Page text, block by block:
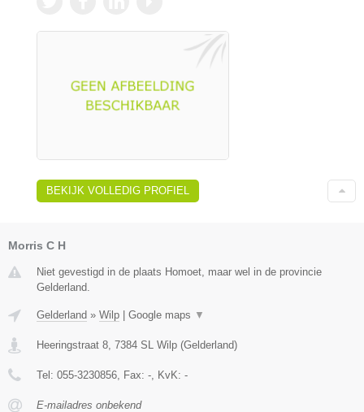
BEKIJK VOLLEDIG PROFIEL
Morris C H
Niet gevestigd in de plaats Homoet, maar wel in de provincie
Gelderland.
Gelderland » Wilp | Google maps ▼
Heeringstraat 8 7384 SL Wilp (Gelderland)
Tel: 055-3230856 , Fax: - , KvK: -
E-mailadres onbekend